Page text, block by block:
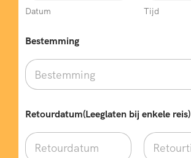
Datum Tijd
Bestemming
Retourdatum(Leeglaten bij enkele reis)